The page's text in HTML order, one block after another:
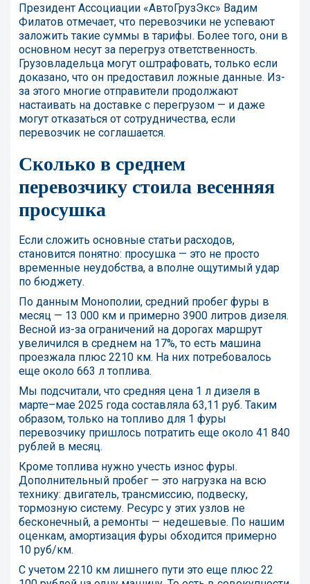
Президент Ассоциации «АвтоГрузЭкс» Вадим
Филатов отмечает, что перевозчики не успевают
заложить такие суммы в тарифы. Более того, они в
основном несут за перегруз ответственность.
Грузовладельца могут оштрафовать, только если
доказано, что он предоставил ложные данные. Из-
за этого многие отправители продолжают
настаивать на доставке с перегрузом — и даже
могут отказаться от сотрудничества, если
перевозчик не соглашается.
Сколько в среднем
перевозчику стоила весенняя
просушка
Если сложить основные статьи расходов,
становится понятно: просушка — это не просто
временные неудобства, а вполне ощутимый удар
по бюджету.
По данным Монополии, средний пробег фуры в
месяц — 13 000 км и примерно 3900 литров дизеля.
Весной из-за ограничений на дорогах маршрут
увеличился в среднем на 17%, то есть машина
проезжала плюс 2210 км. На них потребовалось
еще около 663 л топлива.
Мы подсчитали, что средняя цена 1 л дизеля в
марте–мае 2025 года составляла 63,11 руб. Таким
образом, только на топливо для 1 фуры
перевозчику пришлось потратить еще около 41 840
рублей в месяц.
Кроме топлива нужно учесть износ фуры.
Дополнительный пробег — это нагрузка на всю
технику: двигатель, трансмиссию, подвеску,
тормозную систему. Ресурс у этих узлов не
бесконечный, а ремонты — недешевые. По нашим
оценкам, амортизация фуры обходится примерно
10 руб/км.
С учетом 2210 км лишнего пути это еще плюс 22